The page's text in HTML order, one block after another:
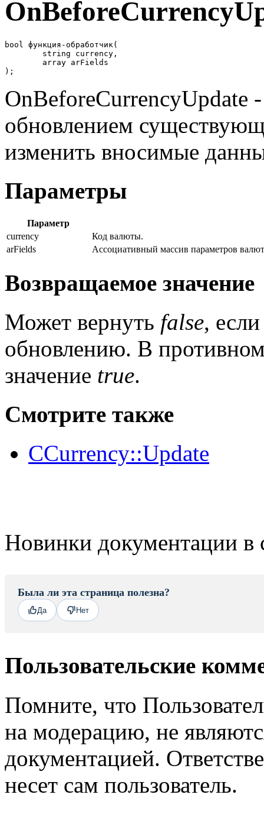
bool функция-обработчик(
);
OnBeforeCurrencyUpdate
обновлением
изменить вносимые
Параметры
Параметр
currency
Код валюты.
arFields
Ассоциативный массив параметров
Возвращаемое значение
Может вернуть false,
обновлению. В
значение true.
Смотрите также
CCurrency::Update
Новинки документации в
Была ли эта страница полезна?
Да Нет
Пользовательские
Помните, что
на модерацию, не
документацией.
несет сам пользователь.